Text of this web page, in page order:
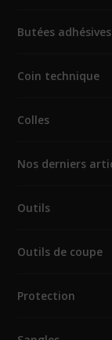
Butées adhésives
Coin technique
Colles
Nos derniers
Outils
Outils de coupe
Protection